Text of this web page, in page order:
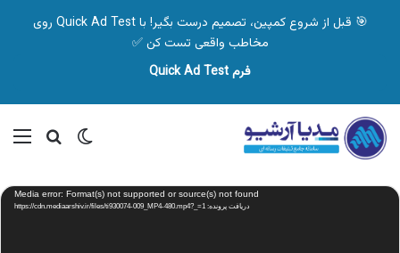
🎯 قبل از شروع کمپین، تصمیم درست بگیر! با Quick Ad Test روی
مخاطب واقعی تست کن ✅
فرم Quick Ad Test
تغییر پوسته
نمایشگر
ویدیو Media error: Format(s) not supported or source(s) not found
دریافت پرونده: https://cdn.mediaarshiv.ir/files/ti930074-009_MP4-480.mp4?_=1